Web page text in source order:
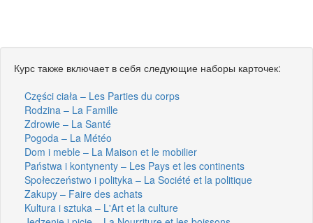
Курс также включает в себя следующие наборы карточек:
Części ciała – Les Parties du corps
Rodzina – La Famille
Zdrowie – La Santé
Pogoda – La Météo
Dom i meble – La Maison et le mobilier
Państwa i kontynenty – Les Pays et les continents
Społeczeństwo i polityka – La Société et la politique
Zakupy – Faire des achats
Kultura i sztuka – L'Art et la culture